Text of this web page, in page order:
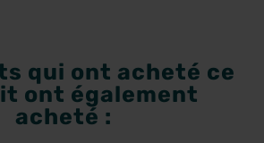
qui ont acheté ce
ont également
acheté :